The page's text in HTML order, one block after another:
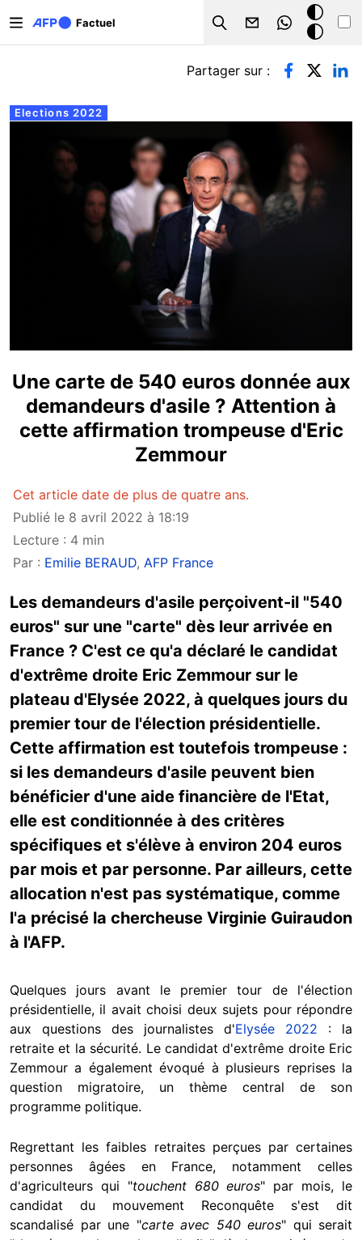
Factuel
Search
Mode
sombre
Onglets principaux
Elections 2022
Partager sur :
Une carte de 540 euros donnée aux
demandeurs d'asile ? Attention à
cette affirmation trompeuse d'Eric
Zemmour
Cet article date de plus de quatre ans.
Publié le 8 avril 2022 à 18:19
Lecture : 4 min
Par : Emilie BERAUD, AFP France
Les demandeurs d'asile perçoivent-il "540
euros" sur une "carte" dès leur arrivée en
France ? C'est ce qu'a déclaré le candidat
d'extrême droite Eric Zemmour sur le
plateau d'Elysée 2022, à quelques jours du
premier tour de l'élection présidentielle.
Cette affirmation est toutefois trompeuse :
si les demandeurs d'asile peuvent bien
bénéficier d'une aide financière de l'Etat,
elle est conditionnée à des critères
spécifiques et s'élève à environ 204 euros
par mois et par personne. Par ailleurs, cette
allocation n'est pas systématique, comme
l'a précisé la chercheuse Virginie Guiraudon
à l'AFP.
Quelques jours avant le premier tour de l'élection
présidentielle, il avait choisi deux sujets pour répondre
aux questions des journalistes d'Elysée 2022 : la
retraite et la sécurité. Le candidat d'extrême droite Eric
Zemmour a également évoqué à plusieurs reprises la
question migratoire, un thème central de son
programme politique.
Regrettant les faibles retraites perçues par certaines
personnes âgées en France, notamment celles
d'agriculteurs qui "touchent 680 euros" par mois, le
candidat du mouvement Reconquête s'est dit
scandalisé par une "carte avec 540 euros" qui serait